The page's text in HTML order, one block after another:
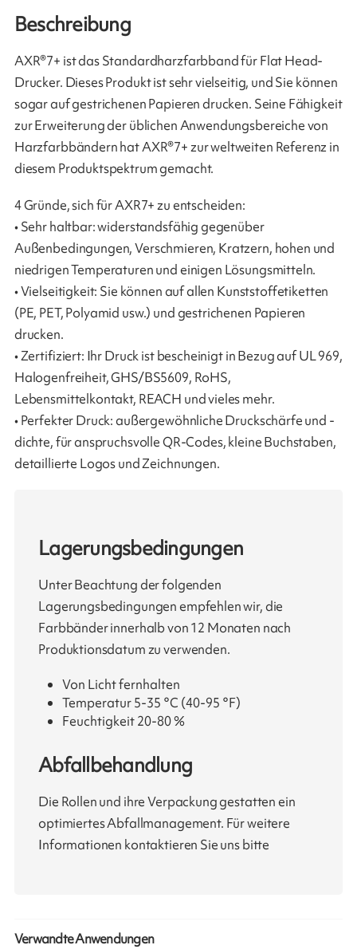
Beschreibung
AXR®7+ ist das Standardharzfarbband für Flat Head-
Drucker. Dieses Produkt ist sehr vielseitig, und Sie können
sogar auf gestrichenen Papieren drucken. Seine Fähigkeit
zur Erweiterung der üblichen Anwendungsbereiche von
Harzfarbbändern hat AXR®7+ zur weltweiten Referenz in
diesem Produktspektrum gemacht.
4 Gründe, sich für AXR7+ zu entscheiden:
• Sehr haltbar: widerstandsfähig gegenüber
Außenbedingungen, Verschmieren, Kratzern, hohen und
niedrigen Temperaturen und einigen Lösungsmitteln.
• Vielseitigkeit: Sie können auf allen Kunststoffetiketten
(PE, PET, Polyamid usw.) und gestrichenen Papieren
drucken.
• Zertifiziert: Ihr Druck ist bescheinigt in Bezug auf UL 969,
Halogenfreiheit, GHS/BS5609, RoHS,
Lebensmittelkontakt, REACH und vieles mehr.
• Perfekter Druck: außergewöhnliche Druckschärfe und -
dichte, für anspruchsvolle QR-Codes, kleine Buchstaben,
detaillierte Logos und Zeichnungen.
Lagerungsbedingungen
Unter Beachtung der folgenden
Lagerungsbedingungen empfehlen wir, die
Farbbänder innerhalb von 12 Monaten nach
Produktionsdatum zu verwenden.
Von Licht fernhalten
Temperatur 5-35 °C (40-95 °F)
Feuchtigkeit 20-80 %
Abfallbehandlung
Die Rollen und ihre Verpackung gestatten ein
optimiertes Abfallmanagement. Für weitere
Informationen kontaktieren Sie uns bitte
Verwandte Anwendungen